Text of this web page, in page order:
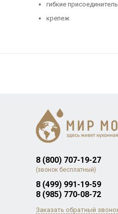
гибкие
крепеж
8 (800) 707-19-27
(звонок бесплатный)
8 (499) 991-19-59
8 (985) 770-08-72
Заказать обратный